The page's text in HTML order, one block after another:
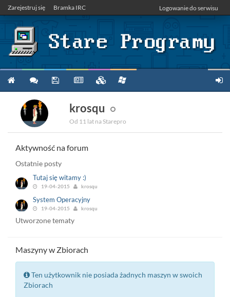
Zarejestruj się Bramka IRC Logowanie do serwisu
krosqu
Od 11 lat na Starepro
Aktywność na forum
Ostatnie posty
Tutaj się witamy :)
19-04-2015 krosqu
System Operacyjny
19-04-2015 krosqu
Utworzone tematy
Maszyny w Zbiorach
Ten użytkownik nie posiada żadnych maszyn w swoich
Zbiorach